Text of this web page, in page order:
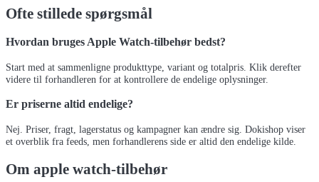
Ofte stillede spørgsmål
Hvordan bruges Apple Watch-tilbehør bedst?
Start med at sammenligne produkttype, variant og totalpris. Klik derefter
videre til forhandleren for at kontrollere de endelige oplysninger.
Er priserne altid endelige?
Nej. Priser, fragt, lagerstatus og kampagner kan ændre sig. Dokishop viser
et overblik fra feeds, men forhandlerens side er altid den endelige kilde.
Om apple watch-tilbehør